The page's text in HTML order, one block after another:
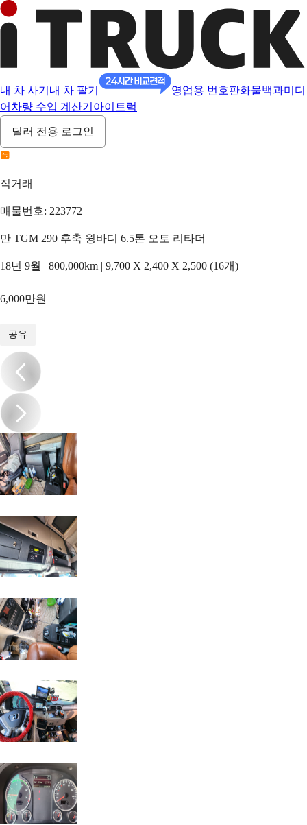
내 차 사기 내 차 팔기 영업용 번호판화물백과미디
어 차량 수입 계산기 아이트럭
딜러 전용 로그인
직거래
매물번호: 223772
만 TGM 290 후축 윙바디 6.5톤 오토 리타더
18년 9월 | 800,000km | 9,700 X 2,400 X 2,500 (16개)
6,000만원
공유
/20